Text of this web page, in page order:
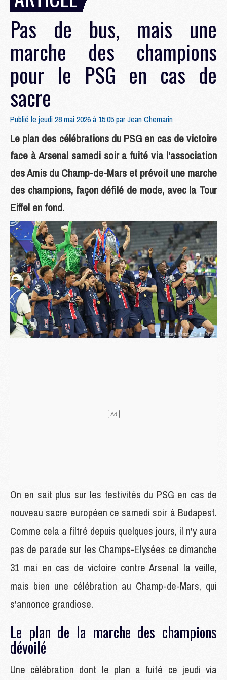
Pas de bus, mais une
marche des champions
pour le PSG en cas de
sacre
Publié le jeudi 28 mai 2026 à 15:05 parJean Chemarin
Le plan des célébrations du PSG en cas de victoire
face à Arsenal samedi soir a fuité via l'association
des Amis du Champ-de-Mars et prévoit une marche
des champions, façon défilé de mode, avec la Tour
Eiffel en fond.
On en sait plus sur les festivités du PSG en cas de
nouveau sacre européen ce samedi soir à Budapest.
Comme cela a filtré depuis quelques jours, il n'y aura
pas de parade sur les Champs-Elysées ce dimanche
31 mai en cas de victoire contre Arsenal la veille,
mais bien une célébration au Champ-de-Mars, qui
s'annonce grandiose.
Le plan de la marche des champions
dévoilé
Une célébration dont le plan a fuité ce jeudi via